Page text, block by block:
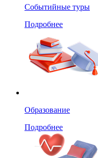
Событийные туры
Подробнее
Образование
Подробнее